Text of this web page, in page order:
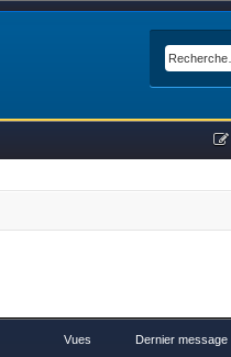
Vues Dernier message